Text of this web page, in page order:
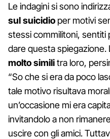
Le indagini si sono
sul suicidio per motivi
stessi commilitoni, sentiti
dare questa spiegazione.
moltosimilitra loro,
“So che si era da poco
tale motivo risultava
un’occasione mi era
invitandolo a non
uscire con gli amici.